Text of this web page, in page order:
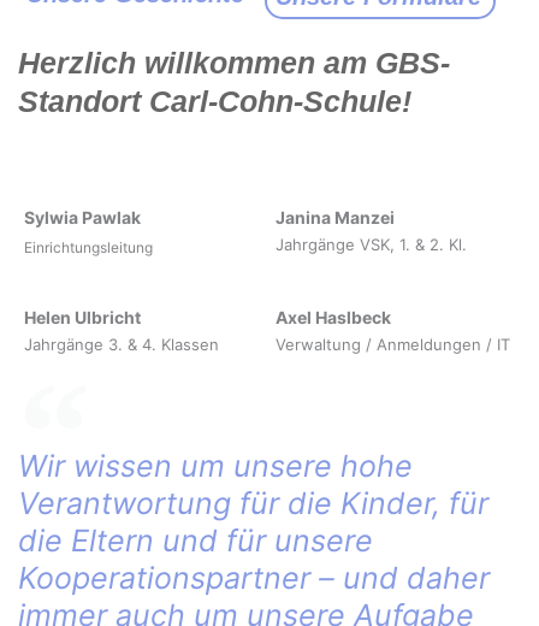
Herzlich willkommen am GBS-
Standort Carl-Cohn-Schule!
Sylwia Pawlak
Einrichtungsleitung
Janina Manzei
Jahrgänge VSK, 1. & 2. Kl.
Helen Ulbricht
Jahrgänge 3. & 4. Klassen
Axel Haslbeck
Verwaltung / Anmeldungen / IT
Wir wissen um unsere hohe
Verantwortung für die Kinder, für
die Eltern und für unsere
Kooperationspartner – und daher
immer auch um unsere Aufgabe